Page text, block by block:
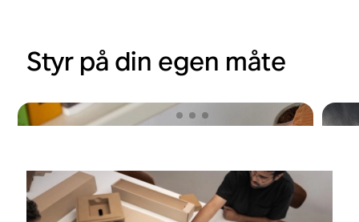
Styr på din egen måte